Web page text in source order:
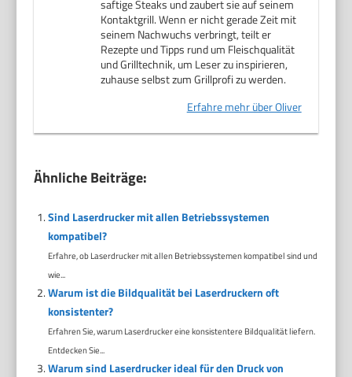
saftige Steaks und zaubert sie auf seinem
Kontaktgrill. Wenn er nicht gerade Zeit mit
seinem Nachwuchs verbringt, teilt er
Rezepte und Tipps rund um Fleischqualität
und Grilltechnik, um Leser zu inspirieren,
zuhause selbst zum Grillprofi zu werden.
Erfahre mehr über Oliver
Ähnliche Beiträge:
Sind Laserdrucker mit allen Betriebssystemen
kompatibel?
Erfahre, ob Laserdrucker mit allen Betriebssystemen kompatibel sind und
wie...
Warum ist die Bildqualität bei Laserdruckern oft
konsistenter?
Erfahren Sie, warum Laserdrucker eine konsistentere Bildqualität liefern.
Entdecken Sie...
Warum sind Laserdrucker ideal für den Druck von